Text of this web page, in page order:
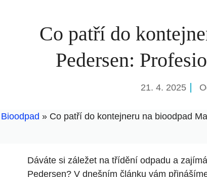
Co patří do
Pedersen:
21. 4. 2025
Bioodpad » Co patří do kontejneru na bioodpad
Dáváte si záležet na třídění odpadu a
Pedersen? V dnešním článku vám